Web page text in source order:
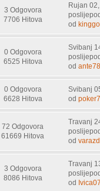
3 Odgovora
7706 Hitova
Rujan
odkinggo
0 Odgovora
6525 Hitova
Svibanj
odante78
0 Odgovora
6628 Hitova
Svibanj
od
72 Odgovora
61669 Hitova
Travanj
od
3 Odgovora
8086 Hitova
Travanj
od Ivica07